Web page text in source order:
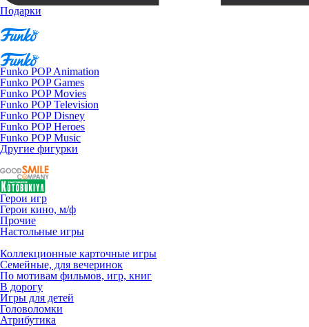
Подарки
Funko POP Animation
Funko POP Games
Funko POP Movies
Funko POP Television
Funko POP Disney
Funko POP Heroes
Funko POP Music
Другие фигурки
Герои игр
Герои кино, м/ф
Прочие
Настольные игры
Коллекционные карточные игры
Семейные, для вечеринок
По мотивам фильмов, игр, книг
В дорогу
Игры для детей
Головоломки
Атрибутика